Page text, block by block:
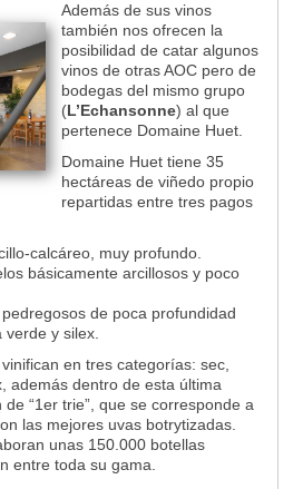
Además de sus vinos
también nos ofrecen la
posibilidad de catar algunos
vinos de otras AOC pero de
bodegas del mismo grupo
(L’Echansonne) al que
pertenece Domaine Huet.
Domaine Huet tiene 35
hectáreas de viñedo propio
repartidas entre tres pagos
calcáreo, muy profundo.
básicamente arcillosos y poco
de poca profundidad
y silex.
en tres categorías: sec,
además dentro de esta última
“1er trie”, que se corresponde a
las mejores uvas botrytizadas.
unas 150.000 botellas
entre toda su gama.